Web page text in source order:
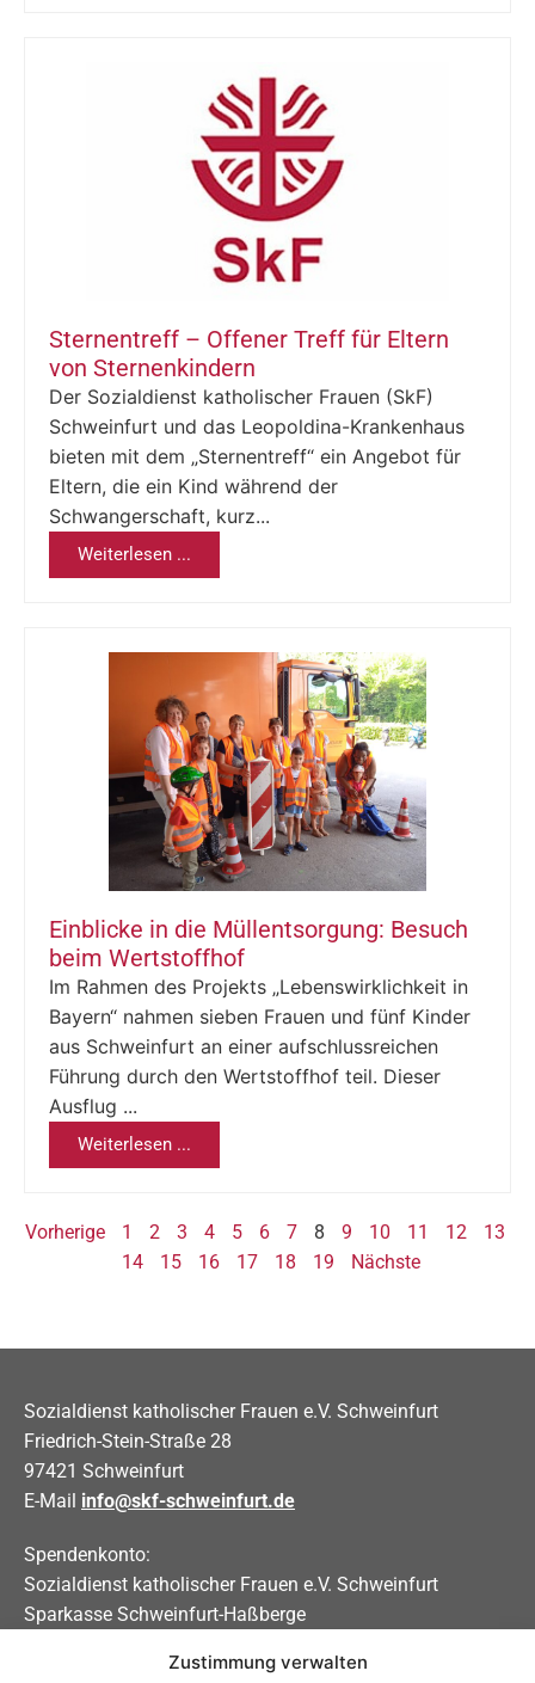
Zustimmung verwalten
Sternentreff – Offener Treff für Eltern
von Sternenkindern
Der Sozialdienst katholischer Frauen (SkF)
Schweinfurt und das Leopoldina-Krankenhaus
bieten mit dem „Sternentreff“ ein Angebot für
Eltern, die ein Kind während der
Schwangerschaft, kurz...
Weiterlesen ...
Einblicke in die Müllentsorgung: Besuch
beim Wertstoffhof
Im Rahmen des Projekts „Lebenswirklichkeit in
Bayern“ nahmen sieben Frauen und fünf Kinder
aus Schweinfurt an einer aufschlussreichen
Führung durch den Wertstoffhof teil. Dieser
Ausflug ...
Weiterlesen ...
Vorherige 1 2 3 4 5 6 7 8 9 10 11 12
13
14
15 16 17 18 19 Nächste
Sozialdienst katholischer Frauen e.V. Schweinfurt
Friedrich-Stein-Straße 28
97421 Schweinfurt
E-Mail info@skf-schweinfurt.de
Spendenkonto:
Sozialdienst katholischer Frauen e.V. Schweinfurt
Sparkasse Schweinfurt-Haßberge
IBAN DE31 7935 0101 0000 0208 83